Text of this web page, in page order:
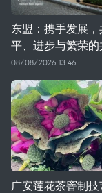
东盟：携手发展，
平、进步与繁荣
08/08/2026 13:46
广安莲花茶窨制